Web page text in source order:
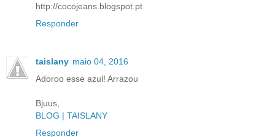
http://cocojeans.blogspot.pt
Responder
taislany maio 04, 2016
Adoroo esse azul! Arrazou
Bjuus,
BLOG | TAISLANY
Responder